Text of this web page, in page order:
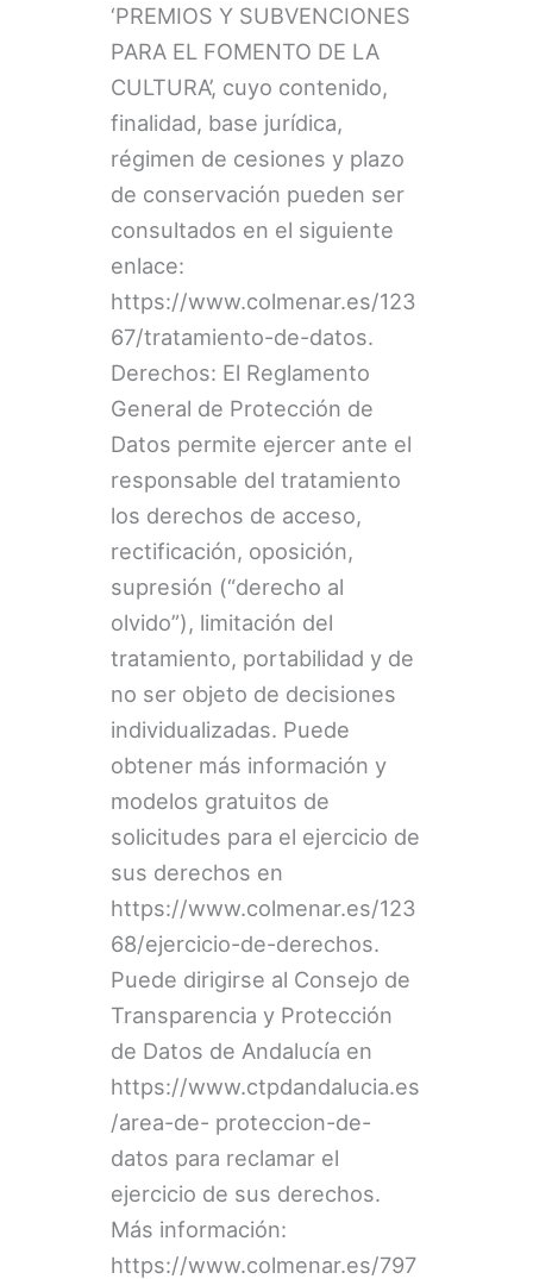
‘PREMIOS Y SUBVENCIONES
PARA EL FOMENTO DE LA
CULTURA’, cuyo contenido,
finalidad, base jurídica,
régimen de cesiones y plazo
de conservación pueden ser
consultados en el siguiente
enlace:
https://www.colmenar.es/123
67/tratamiento-de-datos.
Derechos: El Reglamento
General de Protección de
Datos permite ejercer ante el
responsable del tratamiento
los derechos de acceso,
rectificación, oposición,
supresión (“derecho al
olvido”), limitación del
tratamiento, portabilidad y de
no ser objeto de decisiones
individualizadas. Puede
obtener más información y
modelos gratuitos de
solicitudes para el ejercicio de
sus derechos en
https://www.colmenar.es/123
68/ejercicio-de-derechos.
Puede dirigirse al Consejo de
Transparencia y Protección
de Datos de Andalucía en
https://www.ctpdandalucia.es
/area-de- proteccion-de-
datos para reclamar el
ejercicio de sus derechos.
Más información:
https://www.colmenar.es/797